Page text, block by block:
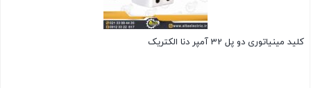
کلید مینیاتوری دو پل 32 آمپر دنا الکتریک